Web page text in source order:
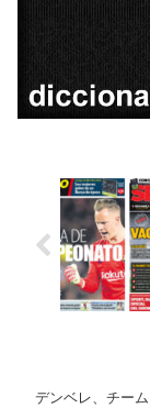
デンベレ、チー